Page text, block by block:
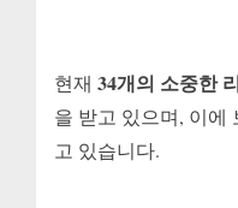
현재 34개의 소중한
을 받고 있으며, 이에
고 있습니다.